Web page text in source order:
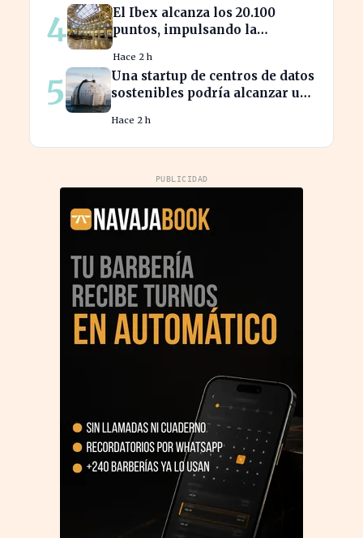
4
El Ibex alcanza los 20.100
puntos, impulsando la
español
Hace 2 h
5
Una startup de centros de datos
sostenibles podría alcanzar una
Hace 2 h
PUBLICIDAD